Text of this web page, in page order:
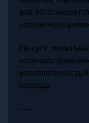
всё это
По сути,
получают
многопоточность
подхода.
---